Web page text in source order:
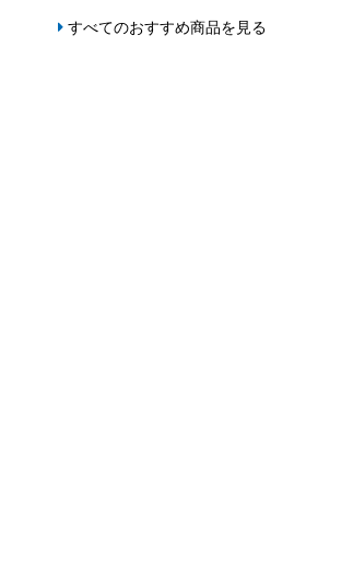
すべてのおすすめ商品を見る